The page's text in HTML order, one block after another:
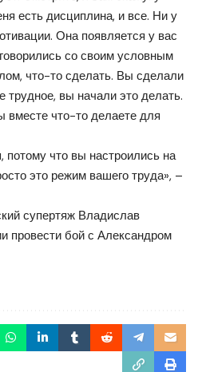
есть дисциплина, и все. Ни у
Она появляется у вас
со своим условным
что-то сделать. Вы сделали
вы начали это делать.
вместе что-то делаете для
потому что вы настроились на
это режим вашего труда», –
супертяж Владислав
провести бой с Александром